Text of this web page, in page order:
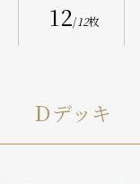
12/ 12枚
Ｄデッキ